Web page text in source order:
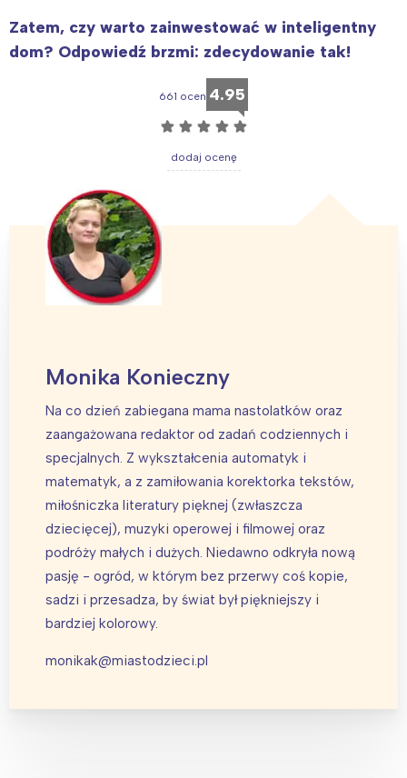
Zatem, czy warto zainwestować w inteligentny
dom? Odpowiedź brzmi: zdecydowanie tak!
661 ocen 4.95
☆ ☆ ☆ ☆ ☆
dodaj ocenę
Monika Konieczny
Na co dzień zabiegana mama nastolatków oraz
zaangażowana redaktor od zadań codziennych i
specjalnych. Z wykształcenia automatyk i
matematyk, a z zamiłowania korektorka tekstów,
miłośniczka literatury pięknej (zwłaszcza
dziecięcej), muzyki operowej i filmowej oraz
podróży małych i dużych. Niedawno odkryła nową
pasję - ogród, w którym bez przerwy coś kopie,
sadzi i przesadza, by świat był piękniejszy i
bardziej kolorowy.
monikak@miastodzieci.pl